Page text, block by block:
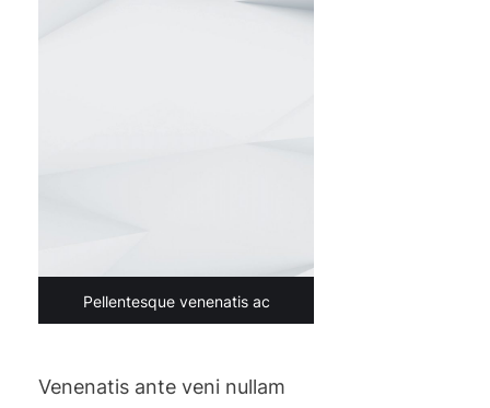
Pellentesque venenatis ac
Venenatis ante veni nullam